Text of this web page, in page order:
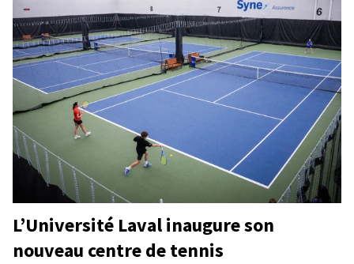
L’Université Laval inaugure son
nouveau centre de tennis